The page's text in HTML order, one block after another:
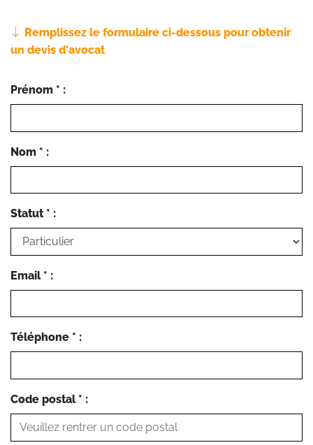
Remplissez le formulaire ci-dessous pour obtenir
un devis d'avocat
Prénom * :
Nom * :
Statut * :
Email * :
Téléphone * :
Code postal * :